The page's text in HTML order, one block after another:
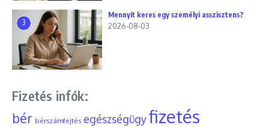
3
Mennyit keres egy személyi asszisztens?
2026-08-03
Fizetés infók:
bér bérszámfejtés egészségügyfizetés